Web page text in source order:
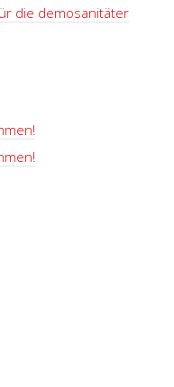
die demosanitäter